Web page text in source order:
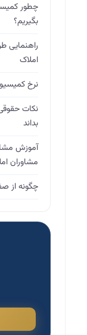
چطور
بگیریم؟
راهنمایی
املاک
نرخ
نکات
بداند
آموزش
مشاوران
چگونه از